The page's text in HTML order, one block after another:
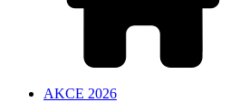
AKCE 2026